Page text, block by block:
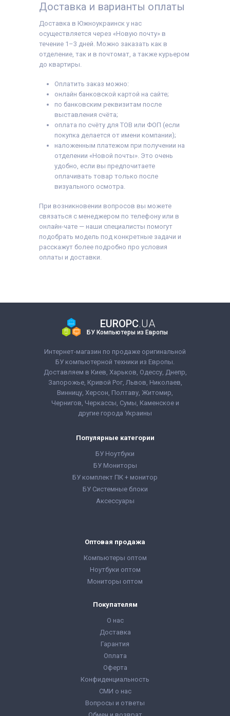
Доставка и варианты оплаты
Доставка в Южноукраинск у нас
осуществляется через «Новую почту» в
течение 1–3 дней. Можно заказать как в
отделение, так и в почтомат, а также курьером
до квартиры.
Оплатить заказ можно:
онлайн банковской картой на сайте;
по банковским реквизитам после
выставления счёта;
оплата по счёту для ТОВ или ФОП (если
покупка делается от имени компании);
наложенным платежом при получении на
отделении «Новой почты». Это очень
удобно, если вы предпочитаете
оплачивать товар только после
визуального осмотра.
При возникновении вопросов вы можете
связаться с менеджером по телефону или в
онлайн-чате — наши специалисты помогут
подобрать модель под конкретные задачи и
расскажут более подробно про условия
оплаты и доставки.
EUROPC.UA
БУ Компьютеры из Европы
Интернет-магазин по продаже оригинальной
БУ компьютерной техники из Европы.
Доставляем в Киев, Харьков, Одессу, Днепр,
Запорожье, Кривой Рог, Львов, Николаев,
Винницу, Херсон, Полтаву, Житомир,
Чернигов, Черкассы, Сумы, Каменское и
другие города Украины
Популярные категории
БУ Ноутбуки
БУ Мониторы
БУ комплект ПК + монитор
БУ Системные блоки
Аксессуары
Оптовая продажа
Компьютеры оптом
Ноутбуки оптом
Мониторы оптом
Покупателям
О нас
Доставка
Гарантия
Оплата
Оферта
Конфиденциальность
СМИ о нас
Вопросы и ответы